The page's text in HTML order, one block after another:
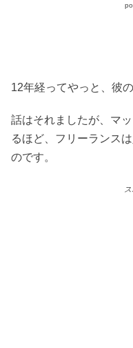
12年経ってやっと、彼
話はそれましたが、マ
るほど、フリーランス
のです。